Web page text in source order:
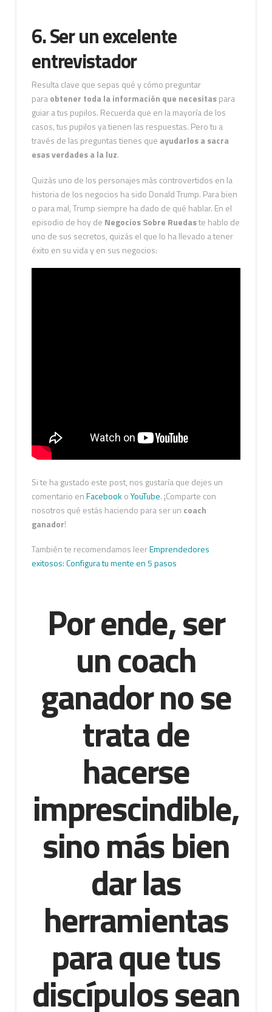
6. Ser un excelente
entrevistador
Resulta clave que sepas qué y cómo preguntar
paraobtener toda la información que necesitaspara
guiar a tus pupilos. Recuerda que en la mayoría de los
casos, tus pupilos ya tienen las respuestas. Pero tu a
través de las preguntas tienes que ayudarlos a sacra
esas verdades a la luz.
Quizás uno de los personajes más controvertidos en la
historia de los negocios ha sido Donald Trump. Para bien
o para mal, Trump siempre ha dado de qué hablar. En el
episodio de hoy de Negocios Sobre Ruedaste hablo de
uno de sus secretos, quizás el que lo ha llevado a tener
éxito en su vida y en sus negocios:
Si te ha gustado este post, nos gustaría que dejes un
comentario enFacebook oYouTube. ¡Comparte con
nosotros qué estás haciendo para ser un coach
ganador!
También te recomendamos leerEmprendedores
exitosos: Configura tu mente en 5 pasos
Por ende, ser
un coach
ganador no se
trata de
hacerse
imprescindible,
sino más bien
dar las
herramientas
para que tus
discípulos sean